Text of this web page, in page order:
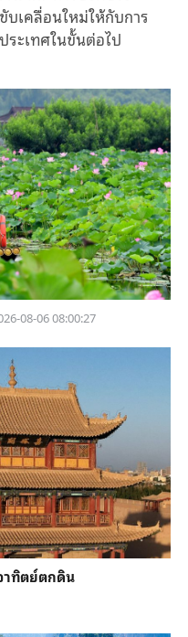
เคลื่อนใหม่ให้กับการ
ะเทศในขั้นต่อไป
08-06 08:00:27
าทิตย์ตกดิน